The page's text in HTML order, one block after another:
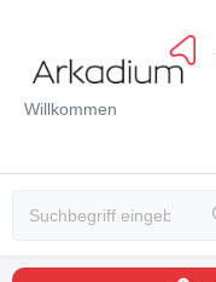
Willkommen